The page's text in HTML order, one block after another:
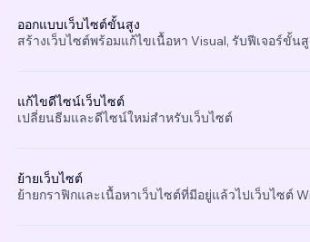
ออกแบบเว็บไซต์ขั้นสูง
สร้างเว็บไซต์พร้อมแก้ไขเนื้อหา Visual, รับฟีเจอร์ขั้น
แก้ไขดีไซน์เว็บไซต์
เปลี่ยนธีมและดีไซน์ใหม่สำหรับเว็บไซต์
ย้ายเว็บไซต์
ย้ายกราฟิกและเนื้อหาเว็บไซต์ที่มีอยู่แล้วไปเว็บไซต์